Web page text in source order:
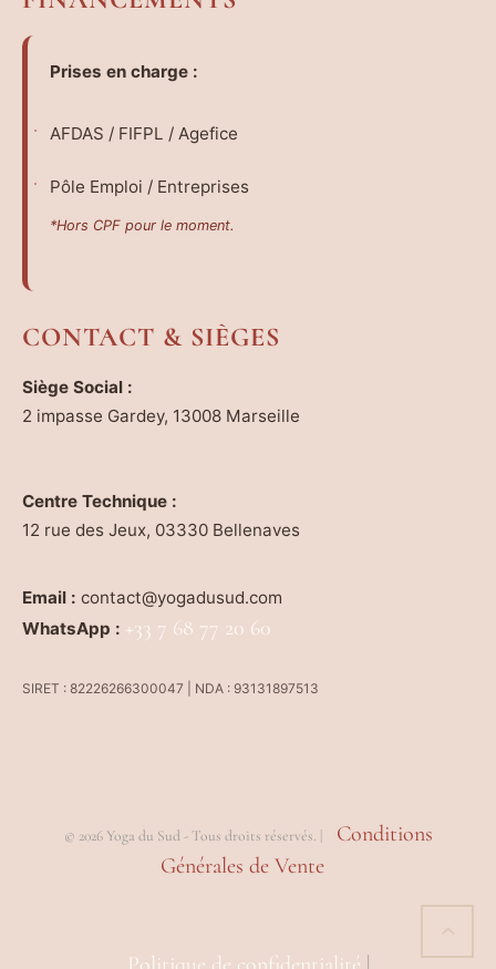
Prises en charge :
AFDAS / FIFPL / Agefice
Pôle Emploi / Entreprises
*Hors CPF pour le moment.
CONTACT & SIÈGES
Siège Social :
2 impasse Gardey, 13008 Marseille
Centre Technique :
12 rue des Jeux, 03330 Bellenaves
Email : contact@yogadusud.com
WhatsApp : +33 7 68 77 20 60
SIRET : 82226266300047 | NDA : 93131897513
© 2026 Yoga du Sud - Tous droits réservés. |
Conditions
Générales de Vente